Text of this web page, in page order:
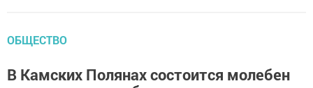
ОБЩЕСТВО
В Камских Полянах состоится молебен